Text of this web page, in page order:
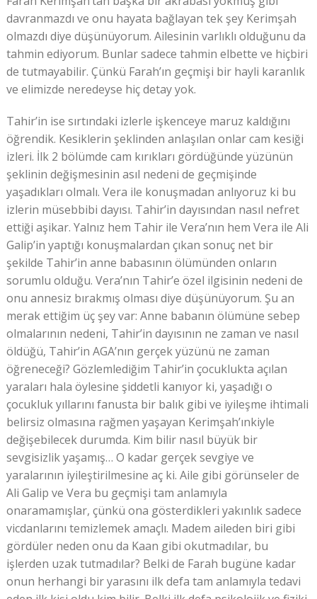
davranmazdı ve onu hayata bağlayan tek şey Kerimşah
olmazdı diye düşünüyorum. Ailesinin varlıklı olduğunu da
tahmin ediyorum. Bunlar sadece tahmin elbette ve hiçbiri
de tutmayabilir. Çünkü Farah’ın geçmişi bir hayli karanlık
ve elimizde neredeyse hiç detay yok.
Tahir’in ise sırtındaki izlerle işkenceye maruz kaldığını
öğrendik. Kesiklerin şeklinden anlaşılan onlar cam kesiği
izleri. İlk 2 bölümde cam kırıkları gördüğünde yüzünün
şeklinin değişmesinin asıl nedeni de geçmişinde
yaşadıkları olmalı. Vera ile konuşmadan anlıyoruz ki bu
izlerin müsebbibi dayısı. Tahir’in dayısından nasıl nefret
ettiği aşikar. Yalnız hem Tahir ile Vera’nın hem Vera ile Ali
Galip’in yaptığı konuşmalardan çıkan sonuç net bir
şekilde Tahir’in anne babasının ölümünden onların
sorumlu olduğu. Vera’nın Tahir’e özel ilgisinin nedeni de
onu annesiz bırakmış olması diye düşünüyorum. Şu an
merak ettiğim üç şey var: Anne babanın ölümüne sebep
olmalarının nedeni, Tahir’in dayısının ne zaman ve nasıl
öldüğü, Tahir’in AGA’nın gerçek yüzünü ne zaman
öğreneceği? Gözlemlediğim Tahir’in çocuklukta açılan
yaraları hala öylesine şiddetli kanıyor ki, yaşadığı o
çocukluk yıllarını fanusta bir balık gibi ve iyileşme ihtimali
belirsiz olmasına rağmen yaşayan Kerimşah’ınkiyle
değişebilecek durumda. Kim bilir nasıl büyük bir
sevgisizlik yaşamış… O kadar gerçek sevgiye ve
yaralarının iyileştirilmesine aç ki. Aile gibi görünseler de
Ali Galip ve Vera bu geçmişi tam anlamıyla
onaramamışlar, çünkü ona gösterdikleri yakınlık sadece
vicdanlarını temizlemek amaçlı. Madem aileden biri gibi
gördüler neden onu da Kaan gibi okutmadılar, bu
işlerden uzak tutmadılar? Belki de Farah bugüne kadar
onun herhangi bir yarasını ilk defa tam anlamıyla tedavi